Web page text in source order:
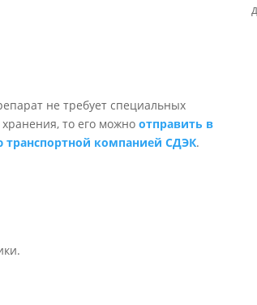
не требует специальных
то его можно отправить в
транспортной компанией СДЭК.